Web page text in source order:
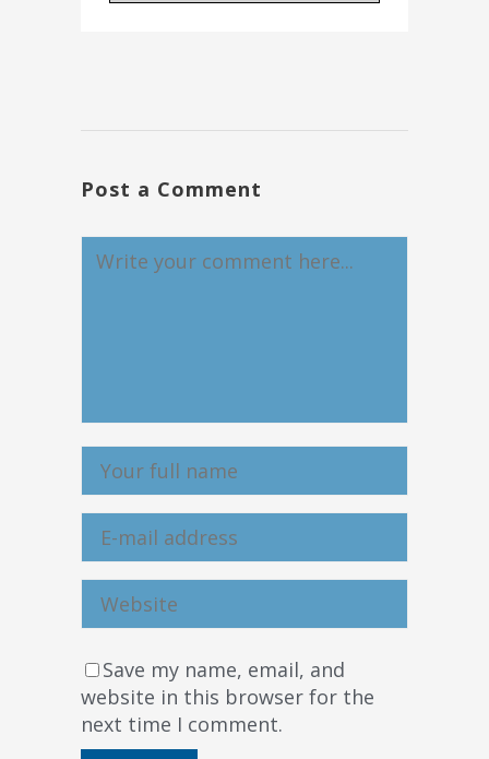
Post a Comment
Save my name, email, and
website in this browser for the
next time I comment.